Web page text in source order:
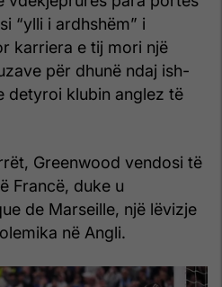
“ylli i ardhshëm” i
karriera e tij mori një
për dhunë ndaj ish-
detyroi klubin anglez të
Greenwood vendosi të
Francë, duke u
de Marseille, një lëvizje
në Angli.